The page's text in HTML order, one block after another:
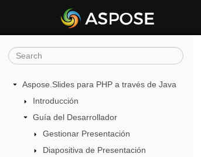
Aspose.Slides para PHP a través de Java
Introducción
Guía del Desarrollador
Gestionar Presentación
Diapositiva de Presentación